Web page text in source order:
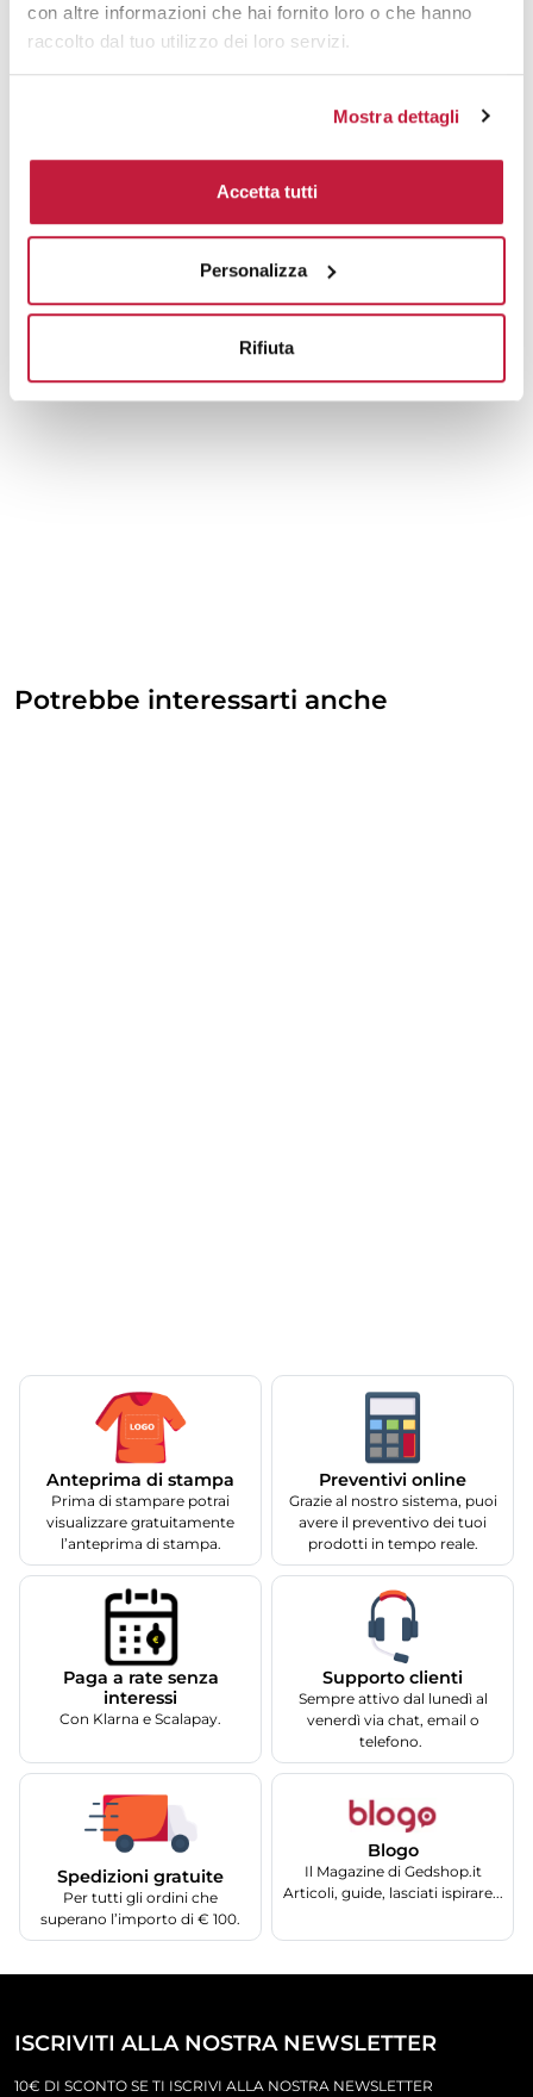
con altre informazioni che hai fornito loro o che hanno
raccolto dal tuo utilizzo dei loro servizi.
Mostra dettagli
Accetta tutti
Personalizza
Rifiuta
Potrebbe interessarti anche
Anteprima di stampa
Prima di stampare potrai
visualizzare gratuitamente
l’anteprima di stampa.
Preventivi online
Grazie al nostro sistema, puoi
avere il preventivo dei tuoi
prodotti in tempo reale.
Paga a rate senza
interessi
Con Klarna e Scalapay.
Supporto clienti
Sempre attivo dal lunedì al
venerdì via chat, email o
telefono.
Spedizioni gratuite
Per tutti gli ordini che
superano l’importo di € 100.
Blogo
Il Magazine di Gedshop.it
Articoli, guide, lasciati ispirare...
ISCRIVITI ALLA NOSTRA NEWSLETTER
10€ DI SCONTO SE TI ISCRIVI ALLA NOSTRA NEWSLETTER